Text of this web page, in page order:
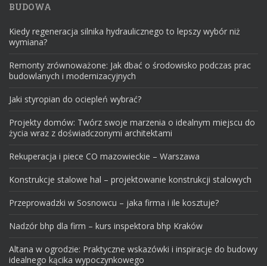
BUDOWA
Kiedy regeneracja silnika hydraulicznego to lepszy wybór niż
wymiana?
Remonty zrównoważone: Jak dbać o środowisko podczas prac
budowlanych i modernizacyjnych
Jaki styropian do ociepleń wybrać?
Projekty domów: Twórz swoje marzenia o idealnym miejscu do
życia wraz z doświadczonymi architektami
Rekuperacja i piece CO mazowieckie – Warszawa
Konstrukcje stalowe hal – projektowanie konstrukcji stalowych
Przeprowadzki w Sosnowcu – jaka firma i ile kosztuje?
Nadzór bhp dla firm – kurs inspektora bhp Kraków
Altana w ogrodzie: Praktyczne wskazówki i inspiracje do budowy
idealnego kącika wypoczynkowego